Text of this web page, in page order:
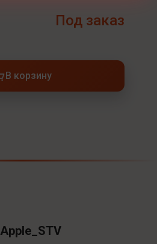
Под заказ
В корзину
Apple_STV